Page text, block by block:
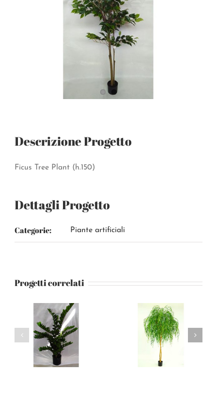
Descrizione Progetto
Ficus Tree Plant (h.150)
Dettagli Progetto
Categorie: Piante artificiali
Progetti correlati